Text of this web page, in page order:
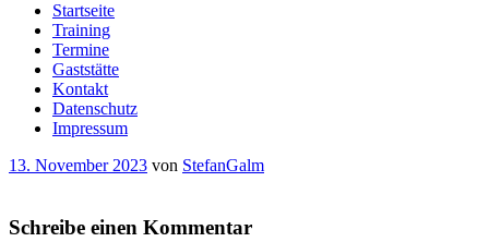
Startseite
Training
Termine
Gaststätte
Kontakt
Datenschutz
Impressum
Veröffentlicht
13. November 2023 von StefanGalm
Schreibe einen Kommentar